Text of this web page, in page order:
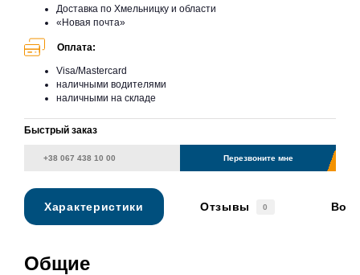
Доставка по Хмельницку и области
«Новая почта»
Оплата:
Visa/Mastercard
наличными водителями
наличными на складе
Быстрый заказ
Перезвоните мне
Характеристики Отзывы 0
Общие